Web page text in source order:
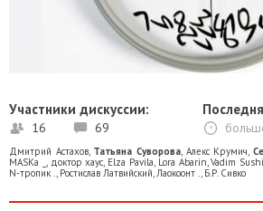
Участники дискуссии:
16 69
Дмитрий Астахов, Татьяна Суворова Алекс Крумич ,
MASKa _
доктор хаус Elza Pavila Lora Abarin ,Vadim
N-тропик .
Ростислав Латвийский Лаокоонт . Б.Р. Сивко